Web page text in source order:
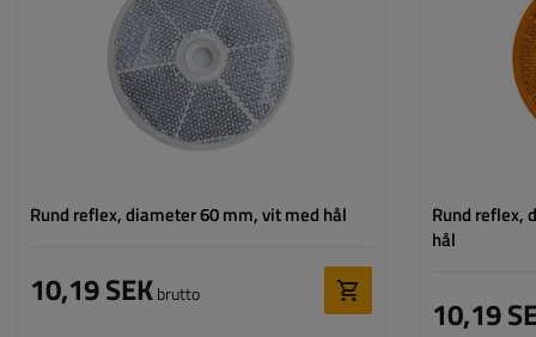
Rund reflex, diameter 60 mm, vit med hål
10,19 SEKbrutto
Rund reflex,
hål
10,19